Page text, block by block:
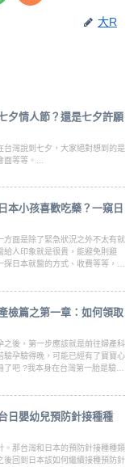
大R
夕情人節？還是七夕許願
台灣說到七夕，大家絕對想到的是
等等。...
本小孩喜歡吃藥？一窺日
面是除了緊急狀況之外不太有就
給人印象就是很貴，能避免則避
日本就醫的方式、收費等等，對
檢篇之第一章：如何領取
後，第一步應該就是前往婦產科
孕驗得晚，可能已經有了寶寶心
了吧 ?我本身在台灣第一胎是驗到
日嬰幼兒預防針接種種
。那台灣和日本的預防針接種種類
回到日本該如何繼續接種預防針